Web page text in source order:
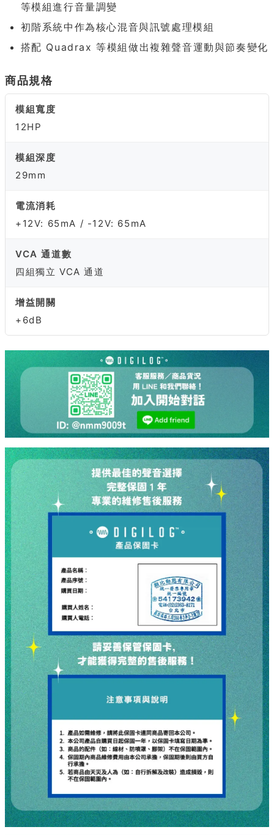
等模組進行音量調變
初階系統中作為核心混音與訊號處理模組
搭配 Quadrax 等模組做出複雜聲音運動與節奏變化
商品規格
模組寬度
12HP
模組深度
29mm
電流消耗
+12V: 65mA / -12V: 65mA
VCA 通道數
四組獨立 VCA 通道
增益開關
+6dB